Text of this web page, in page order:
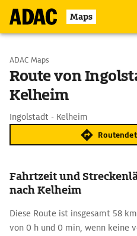
Maps
Start wählen
Ziel eingeben
ADAC Maps
Route von
Kelheim
Ingolstadt - Kelheim
Fahrtzeit und
nach Kelheim
Diese Route ist insgesamt 58
von 0 h und 0 min, wenn keine